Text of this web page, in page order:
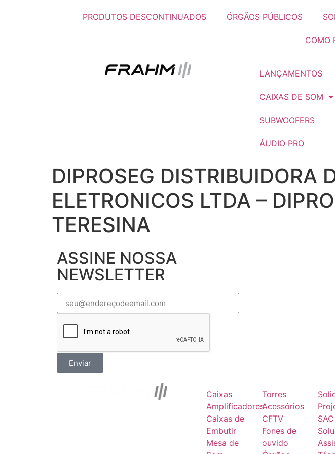
PRODUTOS DESCONTINUADOS ÓRGÃOS PÚBLICOS
COMO
LANÇAMENTOS
CAIXAS DE SOM
SUBWOOFERS
ÁUDIO PRO
DIPROSEG DISTRIBUIDORA
ELETRONICOS LTDA –
TERESINA
ASSINE NOSSA
NEWSLETTER
Enviar
Caixas
Amplificadores
Caixas de
Embutir
Mesa de
Torres
Acessórios
CFTV
Fones de
ouvido
SAC